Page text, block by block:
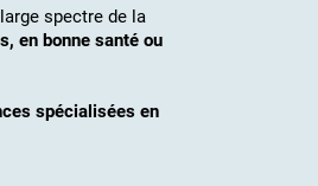
spectre de la
en bonne santé ou
spécialisées en